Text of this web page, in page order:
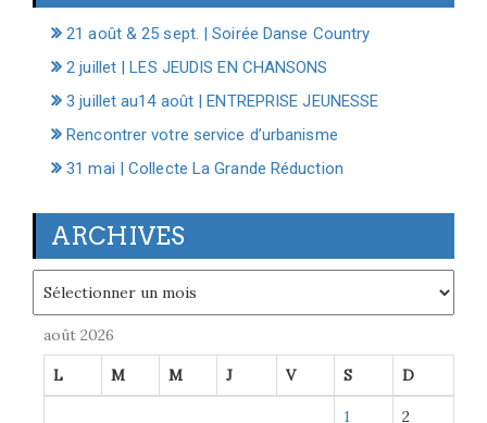
21 août & 25 sept. | Soirée Danse Country
2 juillet | LES JEUDIS EN CHANSONS
3 juillet au14 août | ENTREPRISE JEUNESSE
Rencontrer votre service d’urbanisme
31 mai | Collecte La Grande Réduction
ARCHIVES
août 2026
L M M J V S D
1 2